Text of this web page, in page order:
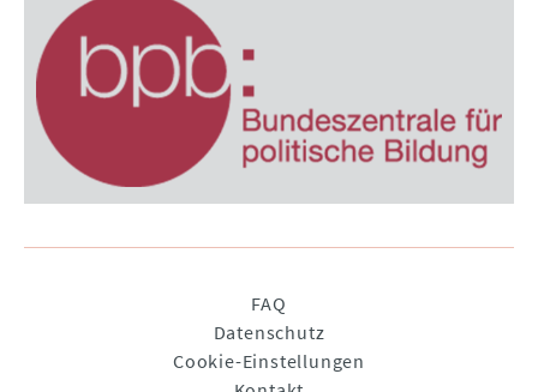
FAQ
Datenschutz
Cookie-Einstellungen